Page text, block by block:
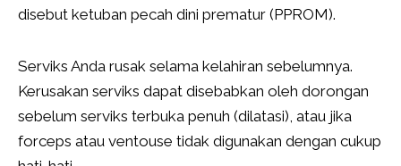
disebut ketuban pecah dini prematur (PPROM).
Serviks Anda rusak selama kelahiran sebelumnya.
Kerusakan serviks dapat disebabkan oleh dorongan
sebelum serviks terbuka penuh (dilatasi), atau jika
forceps atau ventouse tidak digunakan dengan cukup